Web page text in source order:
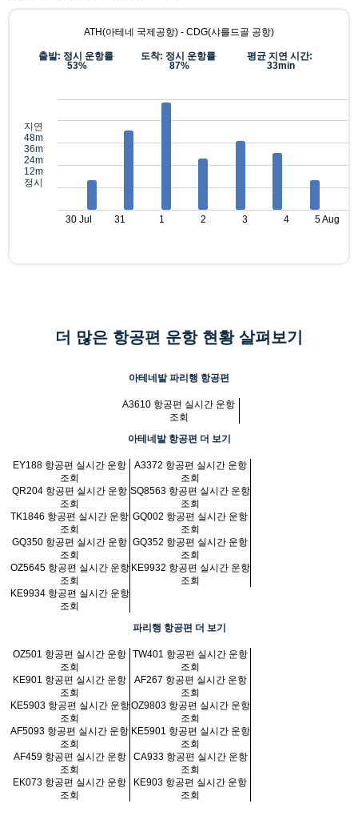
ATH(아테네 국제공항) - CDG(샤를드골 공항)
출발: 정시 운항률
53%
도착: 정시 운항률
87%
평균 지연 시간:
33min
지연
48m
36m
24m
12m
정시
30 Jul 31 1 2 3 4 5 Aug
더 많은 항공편 운항 현황 살펴보기
아테네발 파리행 항공편
A3610 항공편 실시간 운항
조회
아테네발 항공편 더 보기
EY188 항공편 실시간 운항
조회
A3372 항공편 실시간 운항
조회
QR204 항공편 실시간 운항
조회
SQ8563 항공편 실시간 운항
조회
TK1846 항공편 실시간 운항
조회
GQ002 항공편 실시간 운항
조회
GQ350 항공편 실시간 운항
조회
GQ352 항공편 실시간 운항
조회
OZ5645 항공편 실시간 운항
조회
KE9932 항공편 실시간 운항
조회
KE9934 항공편 실시간 운항
조회
파리행 항공편 더 보기
OZ501 항공편 실시간 운항
조회
TW401 항공편 실시간 운항
조회
KE901 항공편 실시간 운항
조회
AF267 항공편 실시간 운항
조회
KE5903 항공편 실시간 운항
조회
OZ9803 항공편 실시간 운항
조회
AF5093 항공편 실시간 운항
조회
KE5901 항공편 실시간 운항
조회
AF459 항공편 실시간 운항
조회
CA933 항공편 실시간 운항
조회
EK073 항공편 실시간 운항
조회
KE903 항공편 실시간 운항
조회